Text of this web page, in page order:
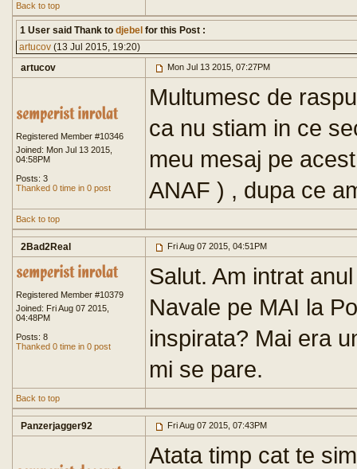
Back to top
1 User said Thank to djebel for this Post :
artucov (13 Jul 2015, 19:20)
artucov
Mon Jul 13 2015, 07:27PM
Registered Member #10346
Joined: Mon Jul 13 2015,
04:58PM
Posts: 3
Thanked 0 time in 0 post
Multumesc de
ca nu stiam in ce
meu mesaj pe
ANAF ) , dupa ce
Back to top
2Bad2Real Fri Aug 07 2015, 04:51PM
Registered Member #10379
Joined: Fri Aug 07 2015,
04:48PM
Posts: 8
Thanked 0 time in 0 post
Salut. Am intrat
Navale pe MAI la
inspirata? Mai era
mi se pare.
Back to top
Panzerjagger92 Fri Aug 07 2015, 07:43PM
Atata timp cat te